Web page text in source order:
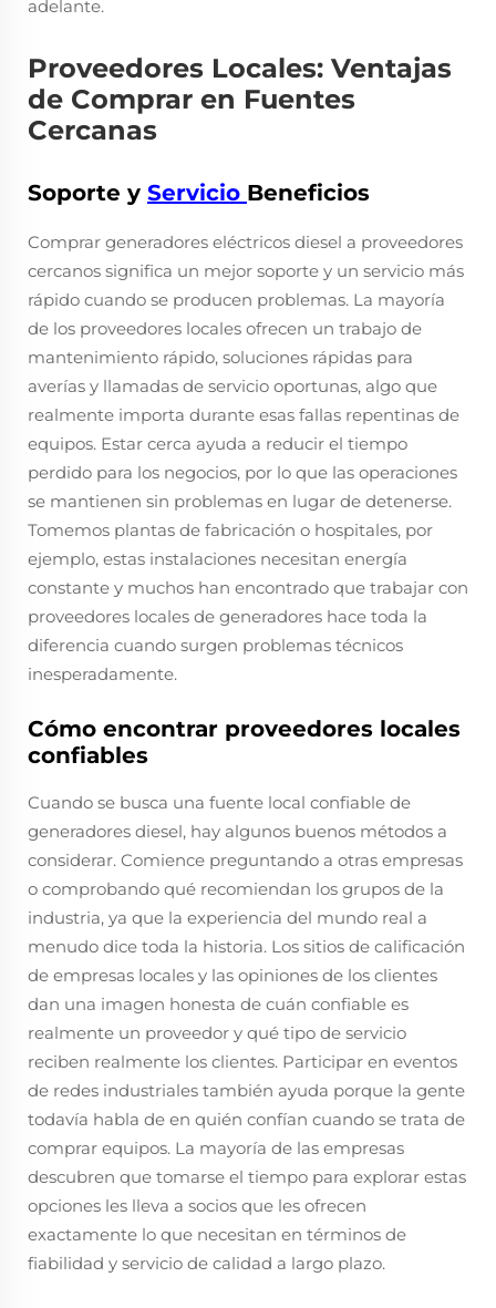
adelante.
Proveedores Locales: Ventajas
de Comprar en Fuentes
Cercanas
Soporte y Servicio Beneficios
Comprar generadores eléctricos diesel a proveedores
cercanos significa un mejor soporte y un servicio más
rápido cuando se producen problemas. La mayoría
de los proveedores locales ofrecen un trabajo de
mantenimiento rápido, soluciones rápidas para
averías y llamadas de servicio oportunas, algo que
realmente importa durante esas fallas repentinas de
equipos. Estar cerca ayuda a reducir el tiempo
perdido para los negocios, por lo que las operaciones
se mantienen sin problemas en lugar de detenerse.
Tomemos plantas de fabricación o hospitales, por
ejemplo, estas instalaciones necesitan energía
constante y muchos han encontrado que trabajar con
proveedores locales de generadores hace toda la
diferencia cuando surgen problemas técnicos
inesperadamente.
Cómo encontrar proveedores locales
confiables
Cuando se busca una fuente local confiable de
generadores diesel, hay algunos buenos métodos a
considerar. Comience preguntando a otras empresas
o comprobando qué recomiendan los grupos de la
industria, ya que la experiencia del mundo real a
menudo dice toda la historia. Los sitios de calificación
de empresas locales y las opiniones de los clientes
dan una imagen honesta de cuán confiable es
realmente un proveedor y qué tipo de servicio
reciben realmente los clientes. Participar en eventos
de redes industriales también ayuda porque la gente
todavía habla de en quién confían cuando se trata de
comprar equipos. La mayoría de las empresas
descubren que tomarse el tiempo para explorar estas
opciones les lleva a socios que les ofrecen
exactamente lo que necesitan en términos de
fiabilidad y servicio de calidad a largo plazo.